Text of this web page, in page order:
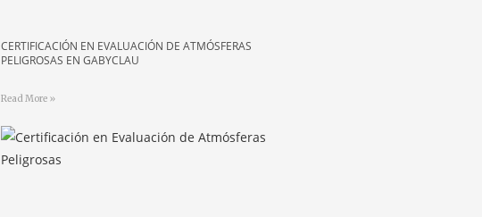
CERTIFICACIÓN EN EVALUACIÓN DE ATMÓSFERAS
PELIGROSAS EN GABYCLAU
Read More »